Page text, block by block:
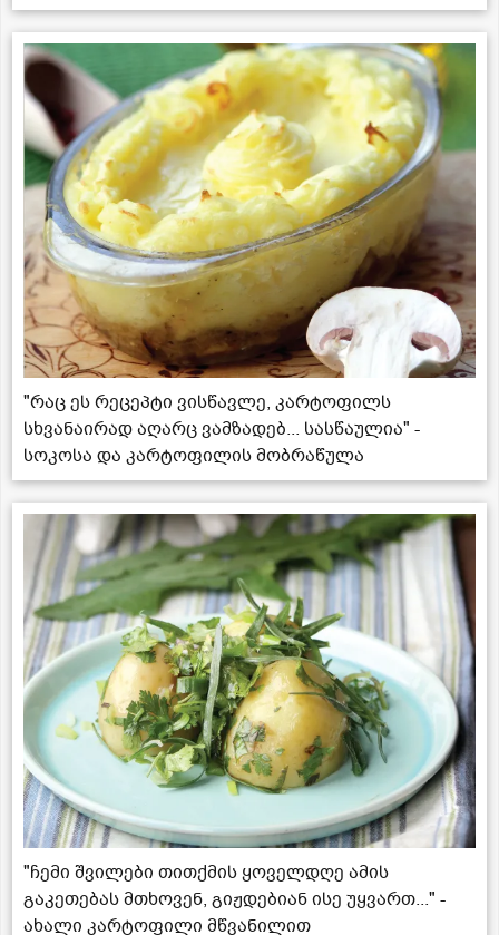
"რაც ეს რეცეპტი ვისწავლე, კარტოფილს
სხვანაირად აღარც ვამზადებ... სასწაულია" -
სოკოსა და კარტოფილის მობრაწულა
"ჩემი შვილები თითქმის ყოველდღე ამის
გაკეთებას მთხოვენ, გიჟდებიან ისე უყვართ..." -
ახალი კარტოფილი მწვანილით